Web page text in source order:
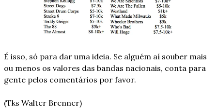
É isso, só para dar uma ideia. Se alguém aí souber mais
ou menos os valores das bandas nacionais, conta para
gente pelos comentários por favor.
(Tks Walter Brenner)